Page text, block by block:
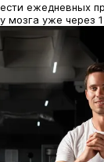
ежедневных
мозга уже через